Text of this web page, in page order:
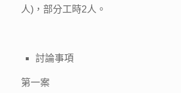
人)，部分工時2人。
討論事項
第一案